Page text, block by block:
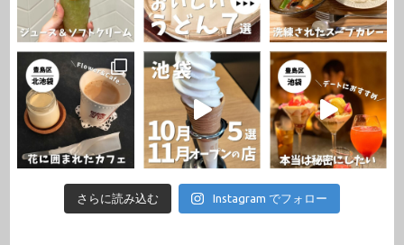
さらに読み込む Instagram でフォロー